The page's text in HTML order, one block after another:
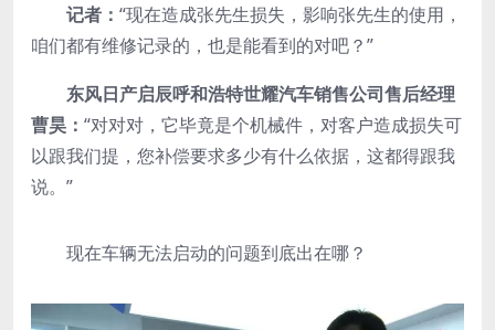
记者： “现在造成张先生损失，影响张先生的使用，
咱们都有维修记录的，也是能看到的对吧？”
东风日产启辰呼和浩特世耀汽车销售公司售后经理
曹昊： “对对对，它毕竟是个机械件，对客户造成损失可
以跟我们提，您补偿要求多少有什么依据，这都得跟我
说。”
现在车辆无法启动的问题到底出在哪？